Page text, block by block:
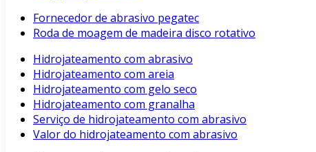
Fornecedor de abrasivo pegatec
Roda de moagem de madeira disco rotativo
Hidrojateamento com abrasivo
Hidrojateamento com areia
Hidrojateamento com gelo seco
Hidrojateamento com granalha
Serviço de hidrojateamento com abrasivo
Valor do hidrojateamento com abrasivo